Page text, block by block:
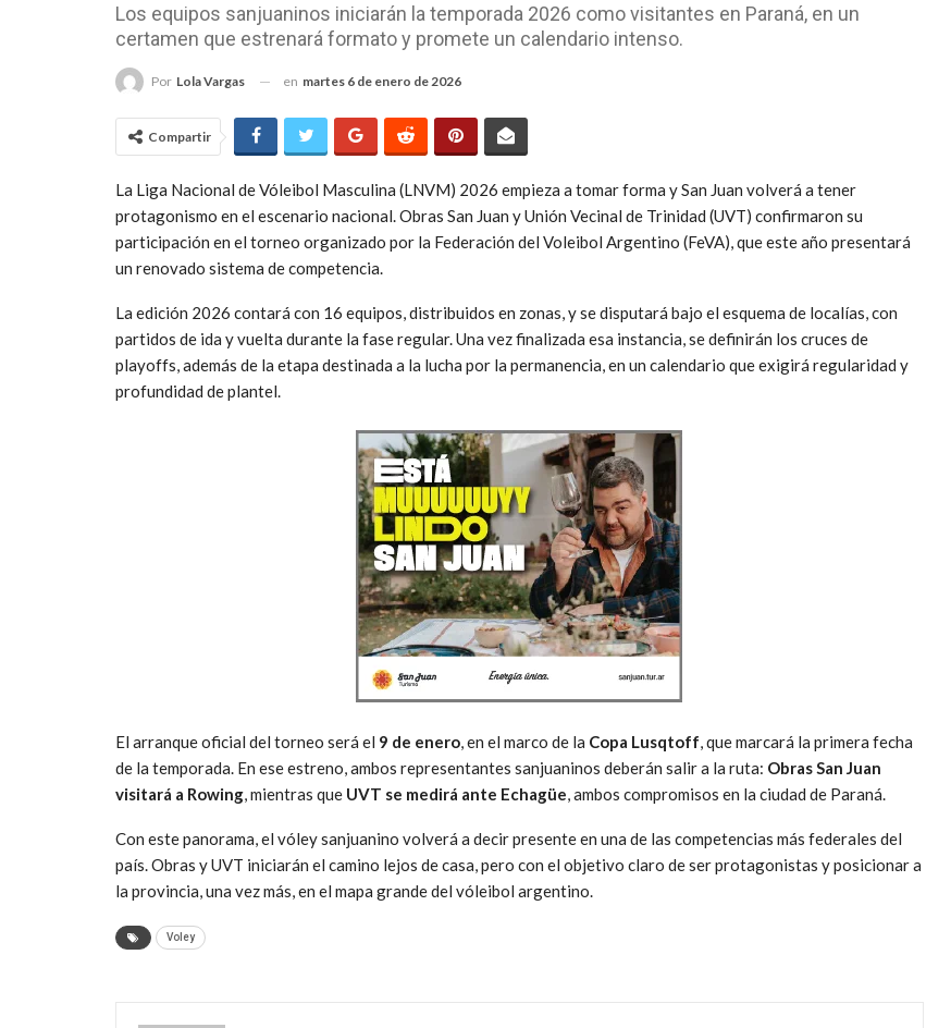
Los equipos sanjuaninos iniciarán la temporada 2026 como visitantes en Paraná, en un
certamen que estrenará formato y promete un calendario intenso.
Por Lola Vargas en martes 6 de enero de 2026
Compartir
La Liga Nacional de Vóleibol Masculina (LNVM) 2026 empieza a tomar forma y San Juan volverá a tener
protagonismo en el escenario nacional. Obras San Juan y Unión Vecinal de Trinidad (UVT) confirmaron su
participación en el torneo organizado por la Federación del Voleibol Argentino (FeVA), que este año presentará
un renovado sistema de competencia.
La edición 2026 contará con 16 equipos, distribuidos en zonas, y se disputará bajo el esquema de localías, con
partidos de ida y vuelta durante la fase regular. Una vez finalizada esa instancia, se definirán los cruces de
playoffs, además de la etapa destinada a la lucha por la permanencia, en un calendario que exigirá regularidad y
profundidad de plantel.
El arranque oficial del torneo será el 9 de enero, en el marco de la Copa Lusqtoff, que marcará la primera fecha
de la temporada. En ese estreno, ambos representantes sanjuaninos deberán salir a la ruta: Obras San Juan
visitará a Rowing, mientras que UVT se medirá ante Echagüe, ambos compromisos en la ciudad de Paraná.
Con este panorama, el vóley sanjuanino volverá a decir presente en una de las competencias más federales del
país. Obras y UVT iniciarán el camino lejos de casa, pero con el objetivo claro de ser protagonistas y posicionar a
la provincia, una vez más, en el mapa grande del vóleibol argentino.
Voley